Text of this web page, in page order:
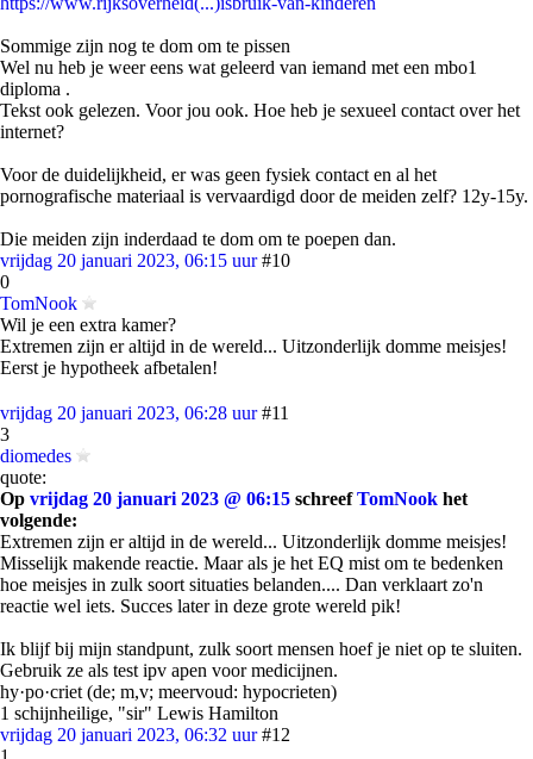
Sommige zijn nog te dom om te pissen
Wel nu heb je weer eens wat geleerd van iemand met een mbo1
diploma .
Tekst ook gelezen. Voor jou ook. Hoe heb je sexueel contact over het
internet?
Voor de duidelijkheid, er was geen fysiek contact en al het
pornografische materiaal is vervaardigd door de meiden zelf? 12y-15y.
Die meiden zijn inderdaad te dom om te poepen dan.
vrijdag 20 januari 2023, 06:15 uur #10
0
TomNook
Wil je een extra kamer?
Extremen zijn er altijd in de wereld... Uitzonderlijk domme meisjes!
Eerst je hypotheek afbetalen!
vrijdag 20 januari 2023, 06:28 uur #11
3
diomedes
quote:
Op vrijdag 20 januari 2023 @ 06:15 schreefTomNook het
volgende:
Extremen zijn er altijd in de wereld... Uitzonderlijk domme meisjes!
Misselijk makende reactie. Maar als je het EQ mist om te bedenken
hoe meisjes in zulk soort situaties belanden.... Dan verklaart zo'n
reactie wel iets. Succes later in deze grote wereld pik!
Ik blijf bij mijn standpunt, zulk soort mensen hoef je niet op te sluiten.
Gebruik ze als test ipv apen voor medicijnen.
hy·po·criet (de; m,v; meervoud: hypocrieten)
1 schijnheilige, "sir" Lewis Hamilton
vrijdag 20 januari 2023, 06:32 uur #12